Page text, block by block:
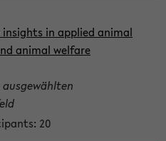
insights in applied animal
animal welfare
20